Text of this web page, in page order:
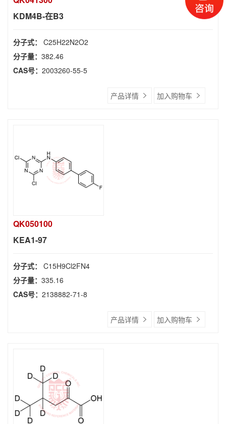
KDM4B-在B3
分子式： C25H22N2O2
分子量： 382.46
CAS号： 2003260-55-5
产品详情 加入购物车
QK050100
KEA1-97
分子式： C15H9Cl2FN4
分子量： 335.16
CAS号： 2138882-71-8
产品详情 加入购物车